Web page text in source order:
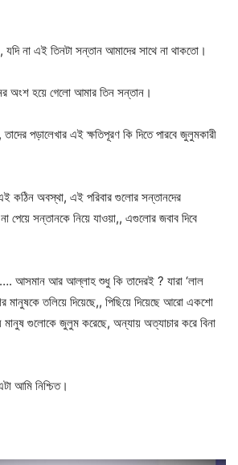
না এই তিনটা সন্তান আমাদের সাথে না থাকতো।
অংশ হয়ে গেলো আমার তিন সন্তান।
পড়ালেখার এই ক্ষতিপূরণ কি দিতে পারবে জুলুমকারী
কঠিন অবস্থা, এই পরিবার গুলোর সন্তানদের
পেয়ে সন্তানকে নিয়ে যাওয়া,, এগুলোর জবাব দিবে
আসমান আর আল্লাহ শুধু কি তাদেরই ? যারা ‘লাল
মানুষকে তলিয়ে দিয়েছে,, পিছিয়ে দিয়েছে আরো একশো
মানুষ গুলোকে জুলুম করেছে, অন্যায় অত্যাচার করে বিনা
আমি নিশ্চিত।